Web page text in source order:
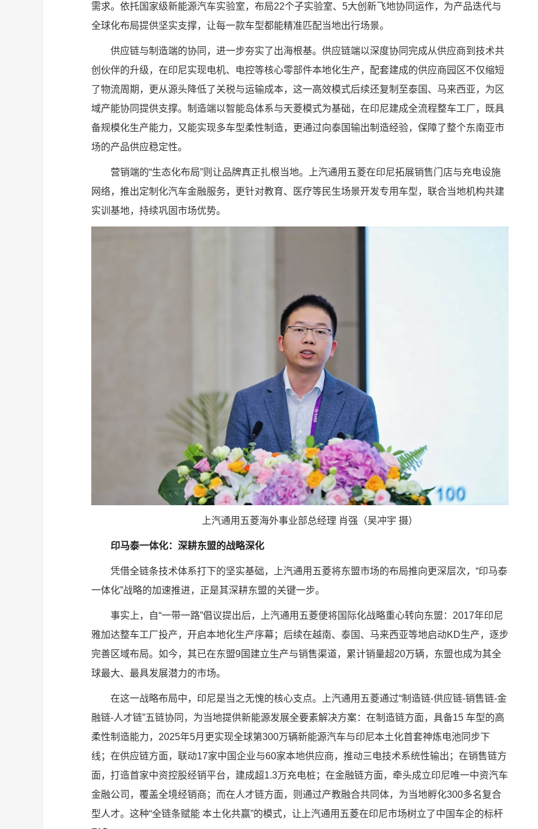
需求。依托国家级新能源汽车实验室，布局22个子实验室、5大创新飞地协同运作，为产品迭代与
全球化布局提供坚实支撑，让每一款车型都能精准匹配当地出行场景。
供应链与制造端的协同，进一步夯实了出海根基。供应链端以深度协同完成从供应商到技术共
创伙伴的升级，在印尼实现电机、电控等核心零部件本地化生产，配套建成的供应商园区不仅缩短
了物流周期，更从源头降低了关税与运输成本，这一高效模式后续还复制至泰国、马来西亚，为区
域产能协同提供支撑。制造端以智能岛体系与天菱模式为基础，在印尼建成全流程整车工厂，既具
备规模化生产能力，又能实现多车型柔性制造，更通过向泰国输出制造经验，保障了整个东南亚市
场的产品供应稳定性。
营销端的“生态化布局”则让品牌真正扎根当地。上汽通用五菱在印尼拓展销售门店与充电设施
网络，推出定制化汽车金融服务，更针对教育、医疗等民生场景开发专用车型，联合当地机构共建
实训基地，持续巩固市场优势。
上汽通用五菱海外事业部总经理 肖强（吴冲宇 摄）
印马泰一体化：深耕东盟的战略深化
凭借全链条技术体系打下的坚实基础，上汽通用五菱将东盟市场的布局推向更深层次，“印马泰
一体化”战略的加速推进，正是其深耕东盟的关键一步。
事实上，自“一带一路”倡议提出后，上汽通用五菱便将国际化战略重心转向东盟：2017年印尼
雅加达整车工厂投产，开启本地化生产序幕；后续在越南、泰国、马来西亚等地启动KD生产，逐步
完善区域布局。如今，其已在东盟9国建立生产与销售渠道，累计销量超20万辆，东盟也成为其全
球最大、最具发展潜力的市场。
在这一战略布局中，印尼是当之无愧的核心支点。上汽通用五菱通过“制造链-供应链-销售链-金
融链-人才链”五链协同，为当地提供新能源发展全要素解决方案：在制造链方面，具备15 车型的高
柔性制造能力，2025年5月更实现全球第300万辆新能源汽车与印尼本土化首套神炼电池同步下
线；在供应链方面，联动17家中国企业与60家本地供应商，推动三电技术系统性输出；在销售链方
面，打造首家中资控股经销平台，建成超1.3万充电桩；在金融链方面，牵头成立印尼唯一中资汽车
金融公司，覆盖全境经销商；而在人才链方面，则通过产教融合共同体，为当地孵化300多名复合
型人才。这种“全链条赋能 本土化共赢”的模式，让上汽通用五菱在印尼市场树立了中国车企的标杆